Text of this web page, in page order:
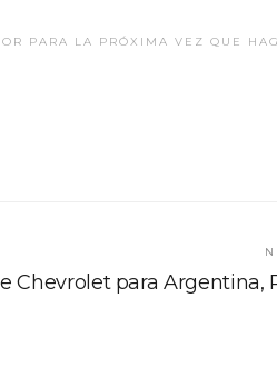
PARA LA PRÓXIMA VEZ QUE
Chevrolet para Argentina,